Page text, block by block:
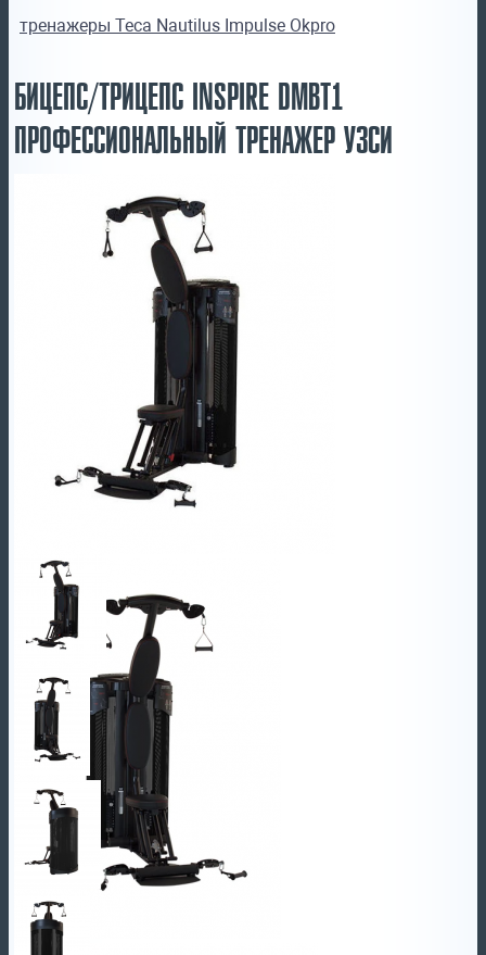
тренажеры Teca Nautilus Impulse Okpro
БИЦЕПС/ТРИЦЕПС INSPIRE DMBT1
ПРОФЕССИОНАЛЬНЫЙ ТРЕНАЖЕР УЗСИ